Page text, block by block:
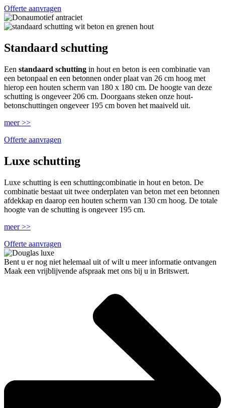
Offerte aanvragen
Standaard schutting
Een standaard schutting in hout en beton is een combinatie van
een betonpaal en een betonnen onder plaat van 26 cm hoog met
hierop een houten scherm van 180 x 180 cm. De hoogte van deze
schutting is ongeveer 206 cm. Doorgaans steken onze hout-
betonschuttingen ongeveer 195 cm boven het maaiveld uit.
meer >>
Offerte aanvragen
Luxe schutting
Luxe schutting is een schuttingcombinatie in hout en beton. De
combinatie bestaat uit twee onderplaten van beton met een betonnen
afdekkap en daarop een houten scherm van 130 cm hoog. De totale
hoogte van de schutting is ongeveer 195 cm.
meer >>
Offerte aanvragen
Bent u er nog niet helemaal uit of wilt u meer informatie ontvangen
Maak een vrijblijvende afspraak met ons bij u in Britswert.